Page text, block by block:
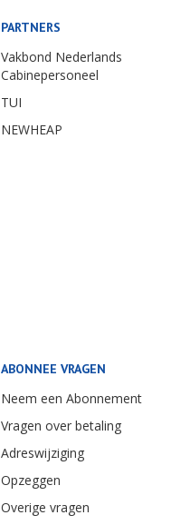
PARTNERS
Vakbond Nederlands
Cabinepersoneel
TUI
NEWHEAP
ABONNEE VRAGEN
Neem een Abonnement
Vragen over betaling
Adreswijziging
Opzeggen
Overige vragen